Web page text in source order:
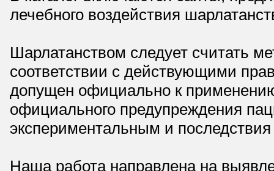
лечебного воздействия
Шарлатанством следует считать
соответствии с действующими
допущен официально к
официального предупреждения
экспериментальным и
Наша работа направлена на